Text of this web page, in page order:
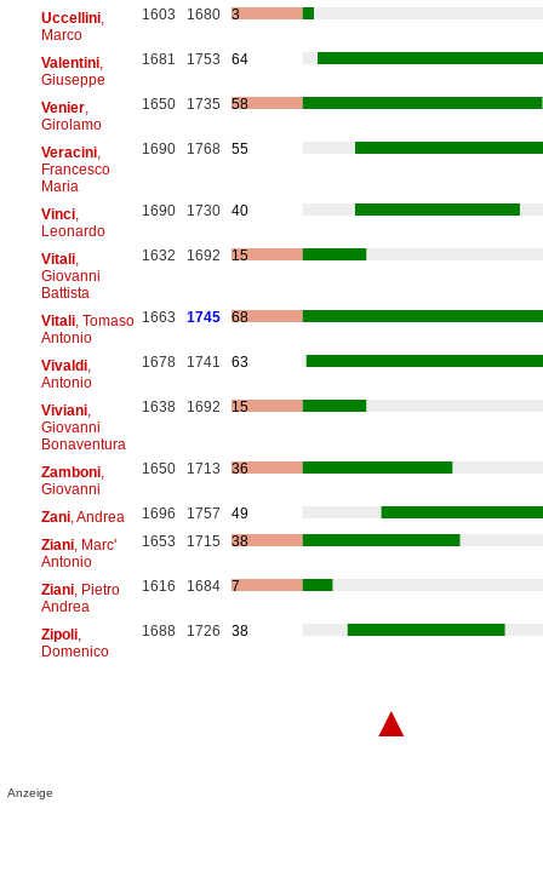
Uccellini,
Marco
1603 1680 3
Valentini,
Giuseppe
1681 1753 64
Venier,
Girolamo
1650 1735 58
Veracini,
Francesco
Maria
1690 1768 55
Vinci,
Leonardo
1690 1730 40
Vitali,
Giovanni
Battista
1632 1692 15
Vitali, Tomaso
Antonio
1663 1745 68
Vivaldi,
Antonio
1678 1741 63
Viviani,
Giovanni
Bonaventura
1638 1692 15
Zamboni,
Giovanni
1650 1713 36
Zani, Andrea 1696 1757
49
Ziani, Marc'
Antonio
1653 1715 38
Ziani, Pietro
Andrea
1616 1684 7
Zipoli,
Domenico
1688 1726 38
▲
Anzeige